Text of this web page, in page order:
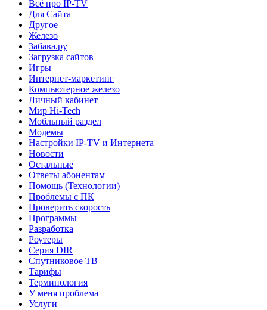
Всё про IP-TV
Для Сайта
Другое
Железо
Забава.ру
Загрузка сайтов
Игры
Интернет-маркетинг
Компьютерное железо
Личный кабинет
Мир Hi-Tech
Мобльный раздел
Модемы
Настройки IP-TV и Интернета
Новости
Остальные
Ответы абонентам
Помощь (Технологии)
Проблемы с ПК
Проверить скорость
Программы
Разработка
Роутеры
Серия DIR
Спутниковое ТВ
Тарифы
Терминология
У меня проблема
Услуги